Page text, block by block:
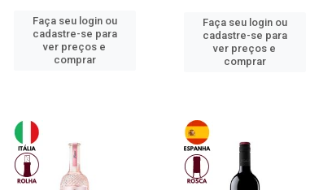
Faça seu login ou
cadastre-se para
ver preços e
comprar
Faça seu login ou
cadastre-se para
ver preços e
comprar